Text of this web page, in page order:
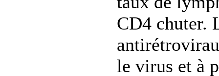
CD4 chuter.
le virus et à